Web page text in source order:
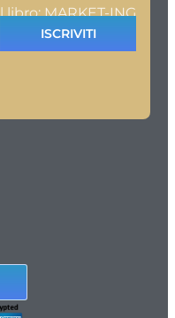
MARKET-ING
ISCRIVITI